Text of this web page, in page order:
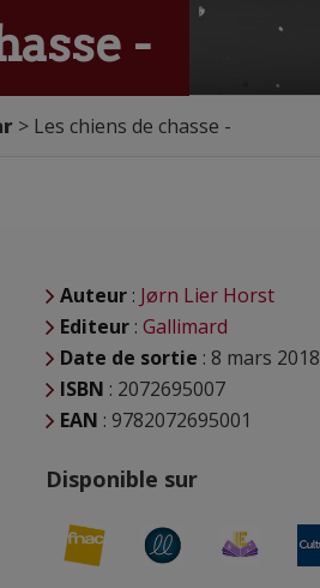
-
Les chiens de chasse -
Auteur : Jørn Lier Horst
Editeur : Gallimard
Date de sortie : 8 mars 2018
ISBN : 2072695007
EAN : 9782072695001
Disponible sur